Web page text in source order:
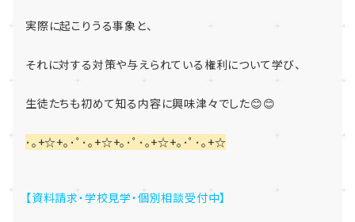
実際に起こりうる事象と、
それに対する対策や与えられている権利について学び、
生徒たちも初めて知る内容に興味津々でした😊😊
･｡+☆+｡･ﾟ･｡+☆+｡･ﾟ･｡+☆+｡･ﾟ･｡+☆
【資料請求・学校見学・個別相談受付中】